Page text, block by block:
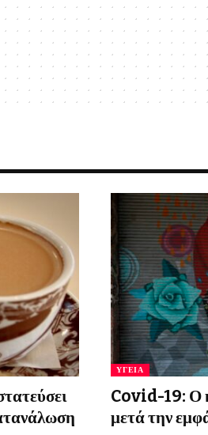
ΥΓΕΊΑ
Covid-19: Ο
μετά την